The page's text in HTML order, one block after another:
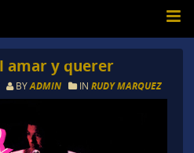
amar y querer
BYADMIN IN RUDY MARQUEZ